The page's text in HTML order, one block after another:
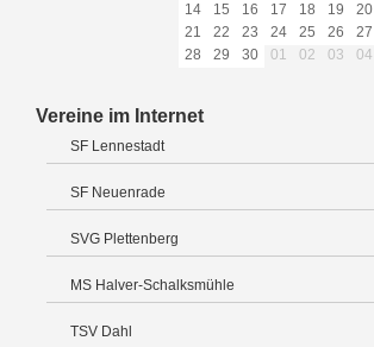
14
15 16 17 18 19
20
21
22 23 24 25 26
27
28
29 30 01 02 03 04
Vereine im Internet
SF Lennestadt
SF Neuenrade
SVG Plettenberg
MS Halver-Schalksmühle
TSV Dahl